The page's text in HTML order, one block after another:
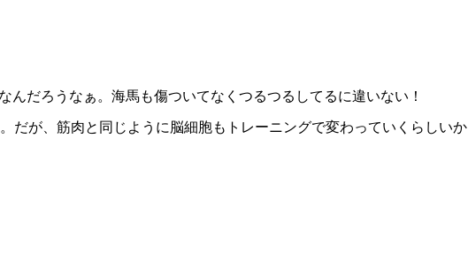
んだろうなぁ。海馬も傷ついてなくつるつるしてるに違いない！
だが、筋肉と同じように脳細胞もトレーニングで変わっていくらしいか